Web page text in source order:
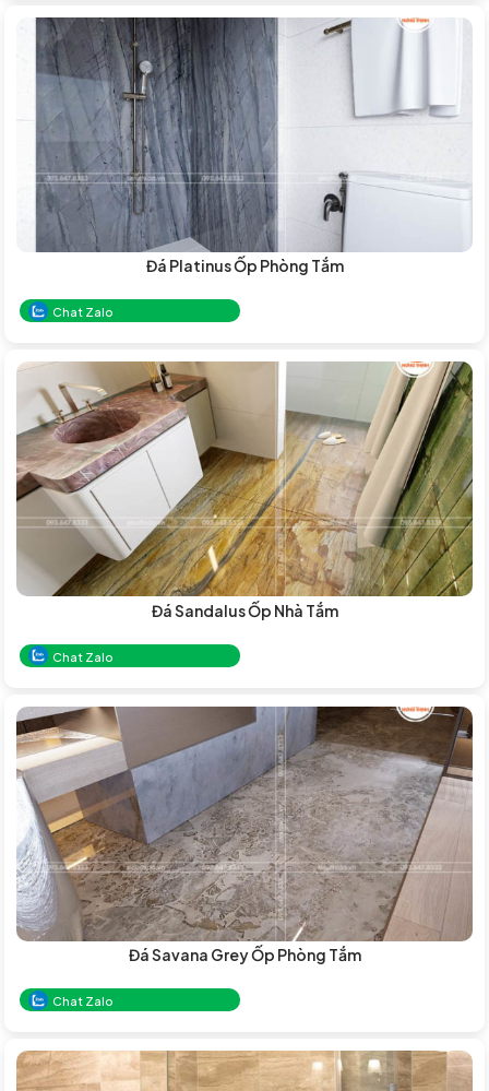
Đá Platinus Ốp Phòng Tắm
Chat Zalo
Đá Sandalus Ốp Nhà Tắm
Chat Zalo
Đá Savana Grey Ốp Phòng Tắm
Chat Zalo